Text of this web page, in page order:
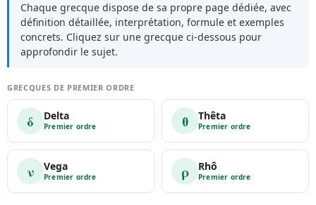
Chaque grecque dispose de sa propre page dédiée, avec
définition détaillée, interprétation, formule et exemples
concrets. Cliquez sur une grecque ci-dessous pour
approfondir le sujet.
GRECQUES DE PREMIER ORDRE
δ Delta
Premier ordre θ Thêta
Premier ordre
ν Vega
Premier ordre ρ Rhô
Premier ordre